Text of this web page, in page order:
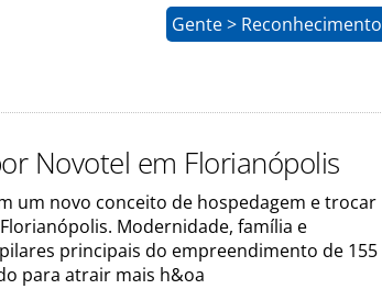
Gente > Reconhecimento
Novotel em Florianópolis
um novo conceito de hospedagem e trocar
Modernidade, família e
principais do empreendimento de 155
para atrair mais h&oa